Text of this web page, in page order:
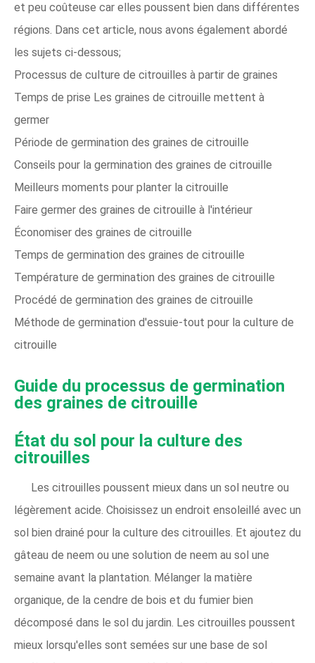
et peu coûteuse car elles poussent bien dans différentes
régions. Dans cet article, nous avons également abordé
les sujets ci-dessous;
Processus de culture de citrouilles à partir de graines
Temps de prise Les graines de citrouille mettent à
germer
Période de germination des graines de citrouille
Conseils pour la germination des graines de citrouille
Meilleurs moments pour planter la citrouille
Faire germer des graines de citrouille à l'intérieur
Économiser des graines de citrouille
Temps de germination des graines de citrouille
Température de germination des graines de citrouille
Procédé de germination des graines de citrouille
Méthode de germination d'essuie-tout pour la culture de
citrouille
Guide du processus de germination
des graines de citrouille
État du sol pour la culture des
citrouilles
Les citrouilles poussent mieux dans un sol neutre ou
légèrement acide. Choisissez un endroit ensoleillé avec un
sol bien drainé pour la culture des citrouilles. Et ajoutez du
gâteau de neem ou une solution de neem au sol une
semaine avant la plantation. Mélanger la matière
organique, de la cendre de bois et du fumier bien
décomposé dans le sol du jardin. Les citrouilles poussent
mieux lorsqu'elles sont semées sur une base de sol